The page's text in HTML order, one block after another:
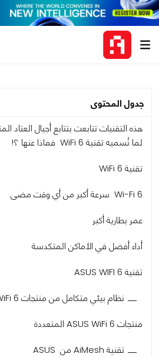
جدول المحتوى
هذه التقنيات تتابعت بتتابع أجيال العتاد
لما نُسميه تقنية WiFi 6 فماذا عنها ؟!
تقنية WiFi 6
Wi-Fi 6 سرعة أكبر من أي وقت مضى
عمر بطارية أكبر
أداء أفضل في الأماكن المتكدسة
تقنية ASUS WIFI 6
نظام بيئي متكامل من منتجات ASUS WiFi 6
منتجات ASUS WiFi 6 المتعددة
تقنية AiMesh من ASUS